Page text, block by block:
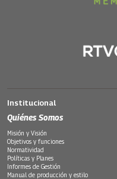
Institucional
Quiénes Somos
Misión y Visión
Objetivos y funciones
Normatividad
Políticas y Planes
Informes de Gestión
Manual de producción y estilo